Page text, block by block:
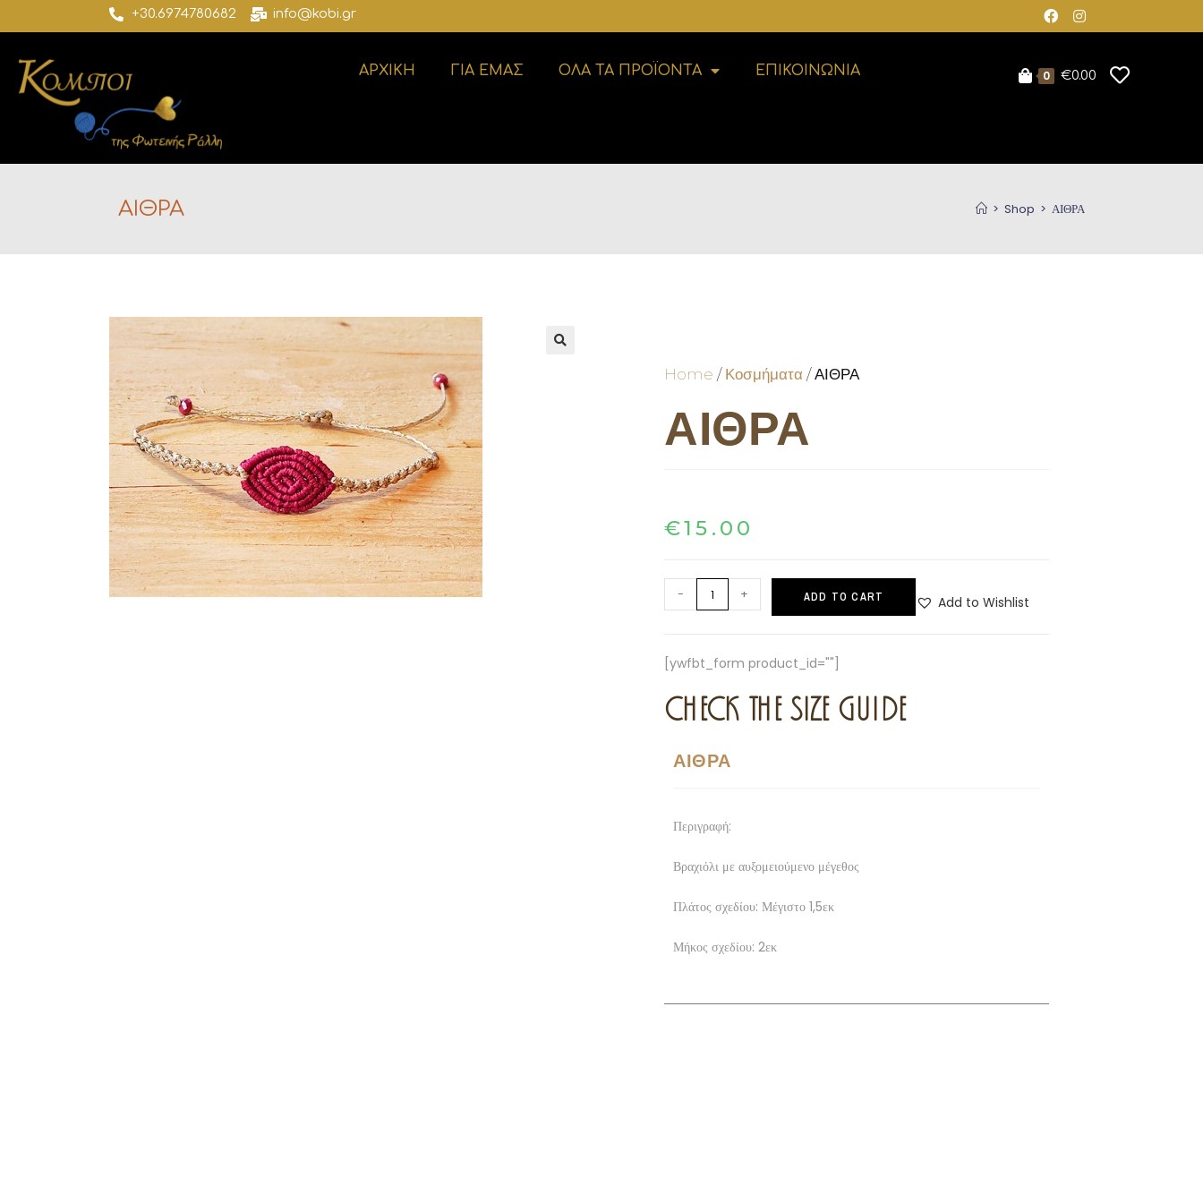
+30.6974780682 info@kobi.gr
ΑΡΧΙΚΗ ΓΙΑ ΕΜΑΣ ΟΛΑ ΤΑ ΠΡΟΪΟΝΤΑ ΕΠΙΚΟΙΝΩΝΙΑ 0 €0.00
ΑΙΘΡΑ > Shop > ΑΙΘΡΑ
Home / Κοσμήματα / ΑΙΘΡΑ
ΑΙΘΡΑ
€15.00
- + ADD TO CART Add to Wishlist
[ywfbt_form product_id=""]
CHECK THE SIZE GUIDE
ΑΙΘΡΑ
Περιγραφή:
Βραχιόλι με αυξομειούμενο μέγεθος
Πλάτος σχεδίου: Μέγιστο 1,5εκ
Μήκος σχεδίου: 2εκ